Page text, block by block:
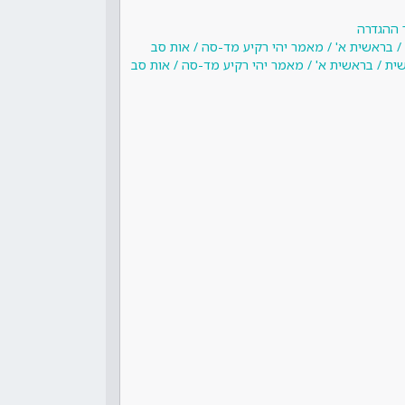
ההגדרה
/ בראשית א' / מאמר יהי רקיע מד-סה / אות סב
/ בראשית א' / מאמר יהי רקיע מד-סה / אות סב